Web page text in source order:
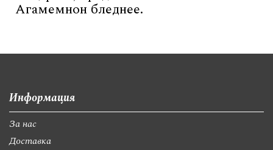
Агамемнон бледнее.
Информация
За нас
Доставка